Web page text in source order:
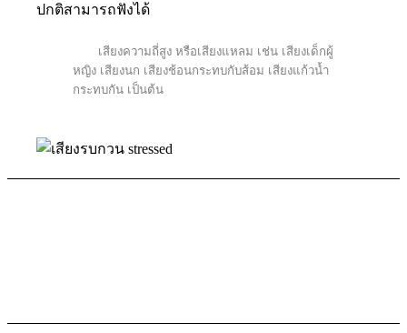
ปกติสามารถฟังได้
เสียงความถี่สูง หรือเสียงแหลม เช่น เสียงเด็กผู้
หญิง เสียงนก เสียงช้อนกระทบกับส้อม เสียงแก้วน้ำ
กระทบกัน เป็นต้น